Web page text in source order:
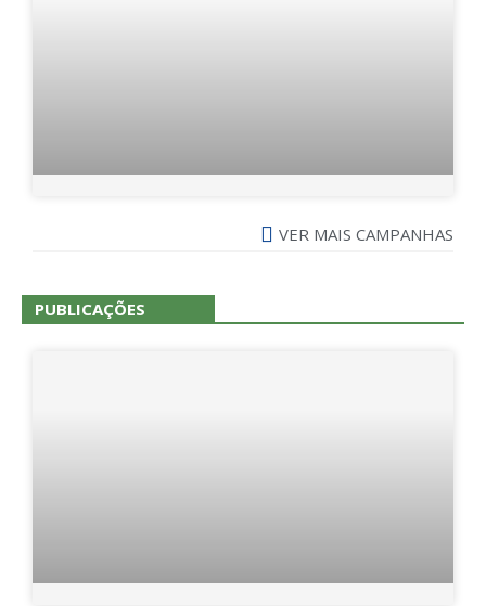
VER MAIS CAMPANHAS
PUBLICAÇÕES